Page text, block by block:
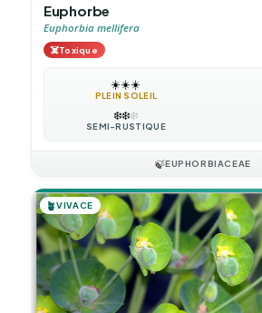
Euphorbe
Euphorbia mellifera
☠️Toxique
☀️☀️☀️
PLEIN SOLEIL
❄️❄️❄️
SEMI-RUSTIQUE
🍃EUPHORBIACEAE
🪴VIVACE